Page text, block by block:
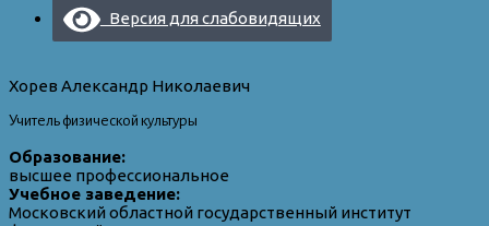
Версия для слабовидящих
Хорев Александр Николаевич
Учитель физической культуры
Образование:
высшее профессиональное
Учебное заведение:
Московский областной государственный институт